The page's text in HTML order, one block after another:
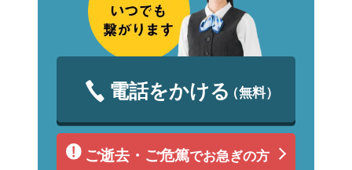
電話をかける（無料）
ご逝去・ご危篤でお急ぎの方